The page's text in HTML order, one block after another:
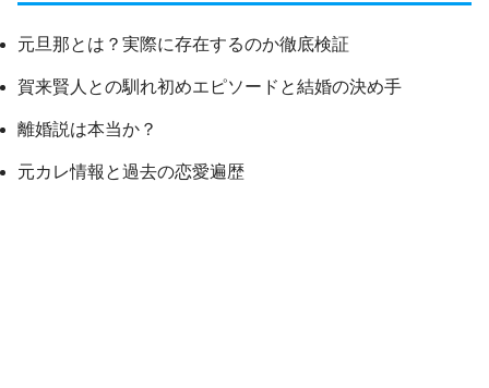
元旦那とは？実際に存在するのか徹底検証
賀来賢人との馴れ初めエピソードと結婚の決め手
離婚説は本当か？
元カレ情報と過去の恋愛遍歴